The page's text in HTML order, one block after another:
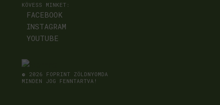
KÖVESS MINKET:
FACEBOOK
INSTAGRAM
YOUTUBE
© 2026 FOPRINT ZÖLDNYOMDA
MINDEN JOG FENNTARTVA!